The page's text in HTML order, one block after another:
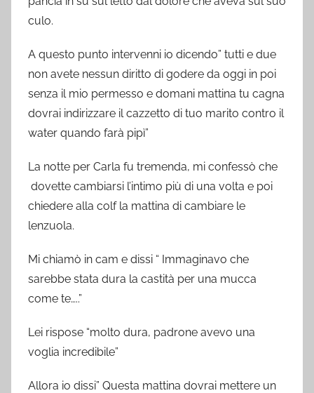
culo.
A questo punto intervenni io dicendo” tutti e due
non avete nessun diritto di godere da oggi in poi
senza il mio permesso e domani mattina tu cagna
dovrai indirizzare il cazzetto di tuo marito contro il
water quando farà pipì”
La notte per Carla fu tremenda, mi confessò che
dovette cambiarsi l’intimo più di una volta e poi
chiedere alla colf la mattina di cambiare le
lenzuola.
Mi chiamò in cam e dissi “ Immaginavo che
sarebbe stata dura la castità per una mucca
come te…..”
Lei rispose “molto dura, padrone avevo una
voglia incredibile”
Allora io dissi” Questa mattina dovrai mettere un